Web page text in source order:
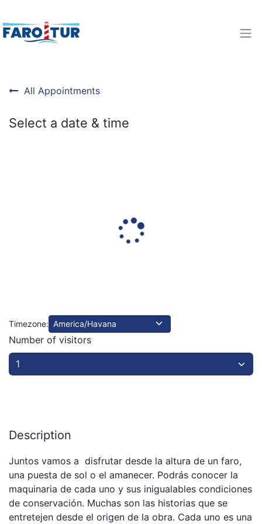
All Appointments
Select a date & time
Timezone:
Number of visitors
Description
Juntos vamos a disfrutar desde la altura de un faro,
una puesta de sol o el amanecer. Podrás conocer la
maquinaria de cada uno y sus inigualables condiciones
de conservación. Muchas son las historias que se
entretejen desde el origen de la obra. Cada uno es una